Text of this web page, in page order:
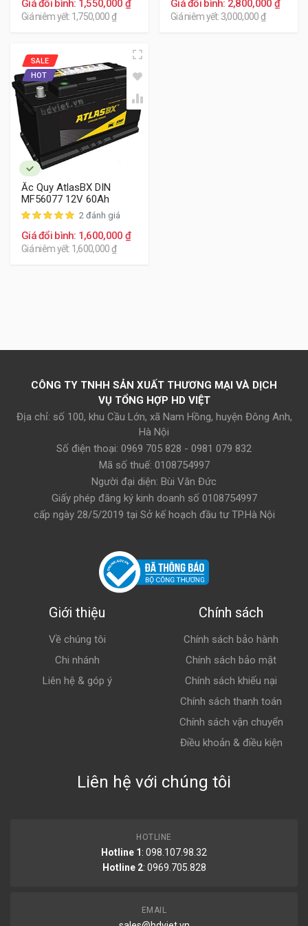
Giá đổi bình: 1,550,000 ₫
Giá niêm yết: 1,750,000 ₫
Giá đổi bình: 2,800,000 ₫
Giá niêm yết: 3,000,000 ₫
SALE
HOT
Ắc Quy AtlasBX DIN
MF56077 12V 60Ah
2 đánh giá
Giá đổi bình: 1,600,000 ₫
Giá niêm yết: 1,600,000 ₫
CÔNG TY TNHH SẢN XUẤT THƯƠNG MẠI VÀ DỊCH
VỤ TỔNG HỢP HD VIỆT
Địa chỉ: số 100, khu Cầu Lớn, xã Nam Hồng, huyện Đông Anh,
Hà Nội
Số điện thoại: 0969 705 828 - 0981 079 832
Mã số thuế: 0108754997
Người đại diện: Bùi Văn Đức
Giấy phép đăng ký kinh doanh số 0108754997
cấp ngày 28/5/2019 tại Sở kế hoạch đầu tư TP.Hà Nội
Giới thiệu
Về chúng tôi
Chi nhánh
Liên hệ & góp ý
Chính sách
Chính sách bảo hành
Chính sách bảo mật
Chính sách khiếu nại
Chính sách thanh toán
Chính sách vận chuyển
Điều khoản & điều kiện
Liên hệ với chúng tôi
HOTLINE
Hotline 1 : 098.107.98.32
Hotline 2: 0969.705.828
EMAIL